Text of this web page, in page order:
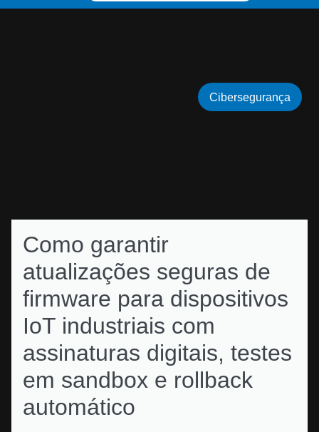
Como garantir
atualizações seguras de
firmware para dispositivos
IoT industriais com
assinaturas digitais, testes
em sandbox e rollback
automático
Cibersegurança